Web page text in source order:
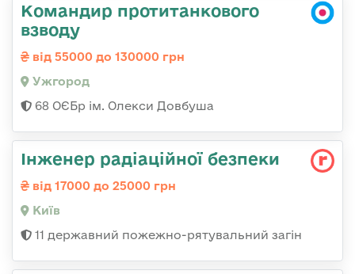
Командир протитанкового
взводу
від 55000 до 130000 грн
Ужгород
68 ОЄБр ім. Олекси Довбуша
Інженер радіаційної безпеки
від 17000 до 25000 грн
Київ
11 державний пожежно-рятувальний загін